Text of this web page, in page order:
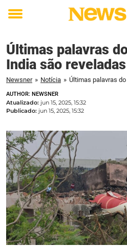
Toggle
Últimas palavras
India são reveladas
Newsner » Notícia » Últimas palavras
AUTHOR: NEWSNER
Atualizado: jun 15, 2025, 15:32
Publicado: jun 15, 2025, 15:32